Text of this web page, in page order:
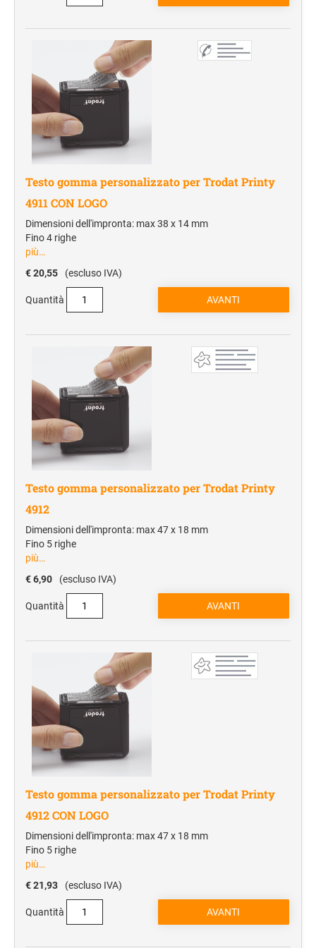
Borse portadocumenti
Borse portacomputer
Agende
REGALISTICA AZIENDALE
Penne e Parure
Home & Living
Borse e valigeria
BORRACCE
VIAGGIO E TEMPO LIBERO
Trolley e borse da viaggio
Manifestazioni sportive
Accessori da viaggio
Campeggio
Sacche zaino
Borsoni e borse sport
Sport
Cappellini
T-Shirt
Polo
Sciarpe
PERSONAL CARE
Salute e benessere
Accessori per il trucco
Borse toilette
UTILITÀ E SVAGO
Attrezzi
Portachiavi/torcia
Torce
Antistress
Testo gomma personalizzato per Trodat Printy
4911 CON LOGO
Dimensioni dell'impronta: max 38 x 14 mm
Fino 4 righe
più…
€ 20,55
(escluso IVA)
Quantità
Testo gomma personalizzato per Trodat Printy
4912
Dimensioni dell'impronta: max 47 x 18 mm
Fino 5 righe
più…
€ 6,90
(escluso IVA)
Quantità
Testo gomma personalizzato per Trodat Printy
4912 CON LOGO
Dimensioni dell'impronta: max 47 x 18 mm
Fino 5 righe
più…
€ 21,93
(escluso IVA)
Quantità